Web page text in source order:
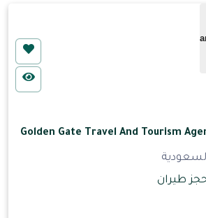
Golden Gate Travel And Tourism
طيران